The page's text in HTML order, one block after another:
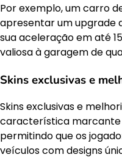
Por exemplo, um carro
apresentar um upgrade
sua aceleração em até
valiosa à garagem de
Skins exclusivas e
Skins exclusivas e
característica marcante
permitindo que os
veículos com designs